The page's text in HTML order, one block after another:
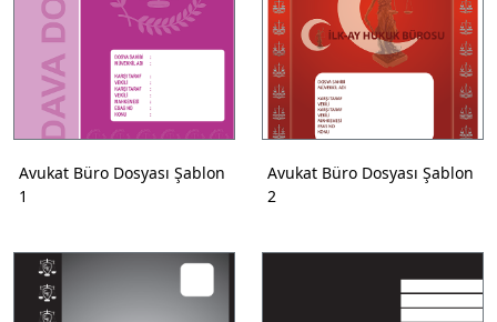
Avukat Büro Dosyası Şablon
1
Avukat Büro Dosyası Şablon
2